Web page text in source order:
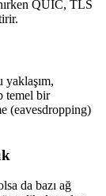
QUIC, TLS
yaklaşım,
temel bir
(eavesdropping)
da bazı ağ